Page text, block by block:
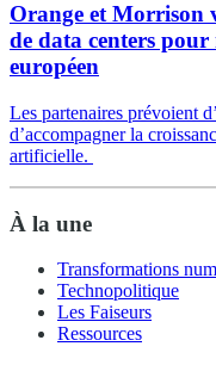
Orange et Morrison
de data centers
européen
Les partenaires prévoient
d’accompagner la
artificielle.
À la une
Transformations
Technopolitique
Les Faiseurs
Ressources